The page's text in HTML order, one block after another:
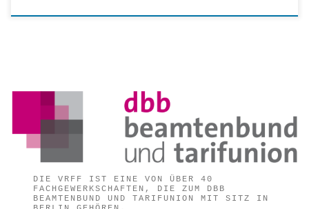
DIE VRFF IST EINE VON ÜBER 40
FACHGEWERKSCHAFTEN, DIE ZUM DBB
BEAMTENBUND UND TARIFUNION MIT SITZ IN